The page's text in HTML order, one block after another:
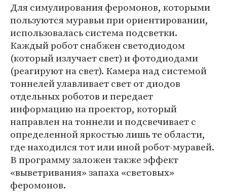
Для симулирования феромонов, которыми
пользуются муравьи при ориентировании,
использовалась система подсветки.
Каждый робот снабжен светодиодом
(который излучает свет) и фотодиодами
(реагируют на свет). Камера над системой
тоннелей улавливает свет от диодов
отдельных роботов и передает
информацию на проектор, который
направлен на тоннели и подсвечивает с
определенной яркостью лишь те области,
где находился тот или иной робот-муравей.
В программу заложен также эффект
«выветривания» запаха «световых»
феромонов.